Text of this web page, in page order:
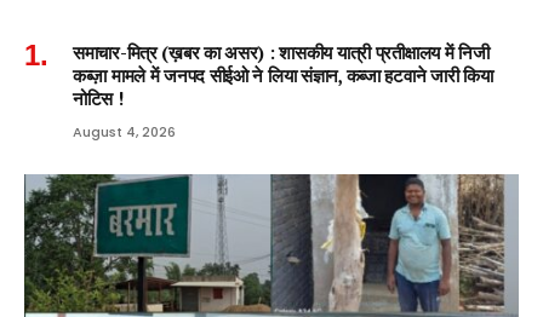
समाचार-मित्र (ख़बर का असर) : शासकीय यात्री प्रतीक्षालय में निजी
कब्ज़ा मामले में जनपद सीईओ ने लिया संज्ञान, कब्जा हटवाने जारी किया
नोटिस !
August 4, 2026